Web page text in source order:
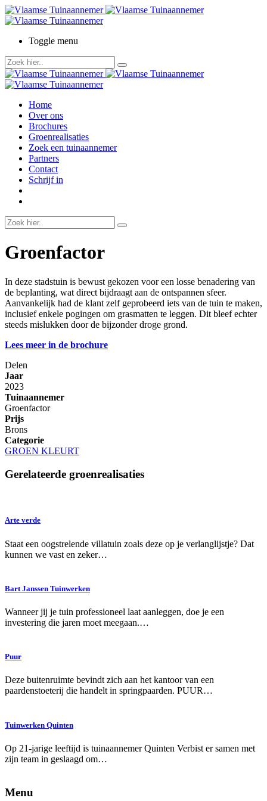
Toggle menu
Home
Over ons
Brochures
Groenrealisaties
Zoek een tuinaannemer
Partners
Contact
Schrijf in
Groenfactor
In deze stadstuin is bewust gekozen voor een losse benadering van
de beplanting, wat direct bijdraagt aan de ontspannen sfeer.
Aanvankelijk had de klant zelf geprobeerd iets van de tuin te maken,
inclusief enkele pogingen om grasmatten te leggen. Dit bleef echter
steeds mislukken door de bijzonder droge grond.
Lees meer in de brochure
Delen
Jaar
2023
Tuinaannemer
Groenfactor
Prijs
Brons
Categorie
GROEN KLEURT
Gerelateerde groenrealisaties
Arte verde
Staat een oogstrelende villatuin zoals deze op je verlanglijstje? Dat
kunnen we vast en zeker…
Bart Janssen Tuinwerken
Wanneer jij je tuin professioneel laat aanleggen, doe je een
investering die jaren moet meegaan.…
Puur
Deze buitenruimte bevindt zich aan het kantoor van een
paardenstoeterij die handelt in springpaarden. PUUR…
Tuinwerken Quinten
Op 21-jarige leeftijd is tuinaannemer Quinten Verbist er samen met
zijn team in geslaagd om…
Menu